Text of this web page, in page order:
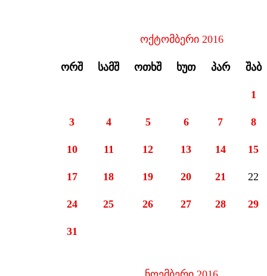
ოქტომბერი 2016
ᲝᲠᲨ ᲡᲐᲛᲨ ᲝᲗᲮᲨ ᲮᲣᲗ ᲞᲐᲠ ᲨᲐᲑ
1
3 4 5 6 7 8
10 11 12 13 14 15
17 18 19 20 21 22
24 25 26 27 28 29
31